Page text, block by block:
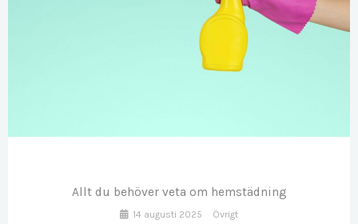
Allt du behöver veta om hemstädning
14 augusti 2025 Övrigt